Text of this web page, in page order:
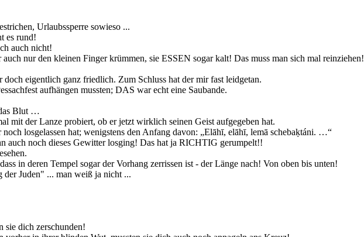
Urlaubssperre sowieso ...
es rund!
auch nicht!
nur den kleinen Finger krümmen, sie ESSEN sogar kalt! Das muss man sich mal reinziehen!
eigentlich ganz friedlich. Zum Schluss hat der mir fast leidgetan.
aufhängen mussten; DAS war echt eine Saubande.
Blut …
mit der Lanze probiert, ob er jetzt wirklich seinen Geist aufgegeben hat.
losgelassen hat; wenigstens den Anfang davon: „Elāhī, elāhī, lemā schebaḳtáni. …“
auch noch dieses Gewitter losging! Das hat ja RICHTIG gerumpelt!!
in deren Tempel sogar der Vorhang zerrissen ist - der Länge nach! Von oben bis unten!
Juden" ... man weiß ja nicht ...
sie dich zerschunden!